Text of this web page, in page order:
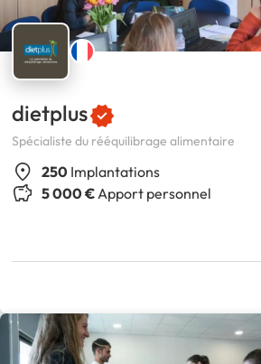
dietplus
Spécialiste du rééquilibrage alimentaire
250 Implantations
5 000 € Apport personnel